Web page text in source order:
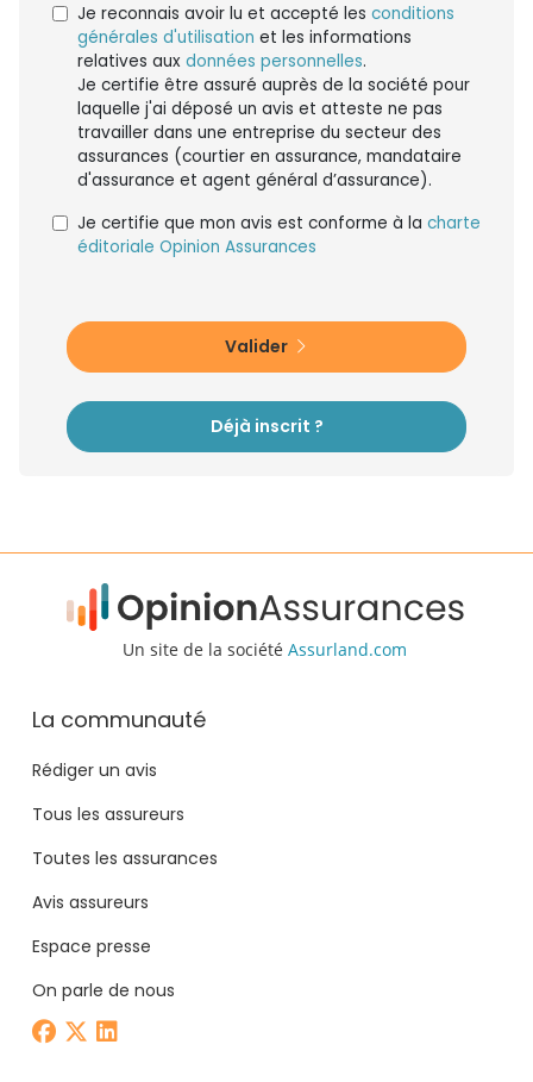
Je reconnais avoir lu et accepté les conditions
générales d'utilisation et les informations
relatives aux données personnelles.
Je certifie être assuré auprès de la société pour
laquelle j'ai déposé un avis et atteste ne pas
travailler dans une entreprise du secteur des
assurances (courtier en assurance, mandataire
d'assurance et agent général d’assurance).
Je certifie que mon avis est conforme à la charte
éditoriale Opinion Assurances
Valider
Déjà inscrit ?
Un site de la société Assurland.com
La communauté
Rédiger un avis
Tous les assureurs
Toutes les assurances
Avis assureurs
Espace presse
On parle de nous